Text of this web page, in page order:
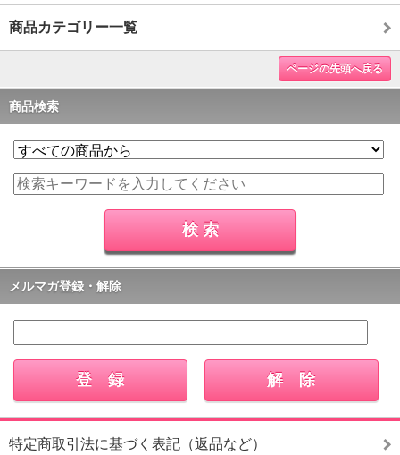
商品カテゴリー一覧
ページの先頭へ戻る
商品検索
メルマガ登録・解除
特定商取引法に基づく表記（返品など）